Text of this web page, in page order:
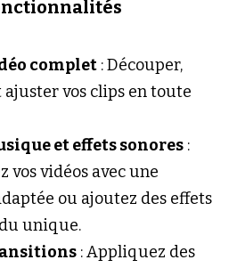
complet : Découper,
ajuster vos clips en toute
et effets sonores :
vos vidéos avec une
ou ajoutez des effets
unique.
: Appliquez des